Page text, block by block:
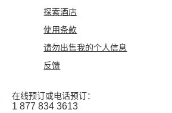
探索酒店
使用条款
请勿出售我的个人信息
反馈
在线预订或电话预订：
1 877 834 3613